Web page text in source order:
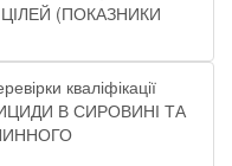
(ПОКАЗНИКИ
кваліфікації
В СИРОВИНІ ТА